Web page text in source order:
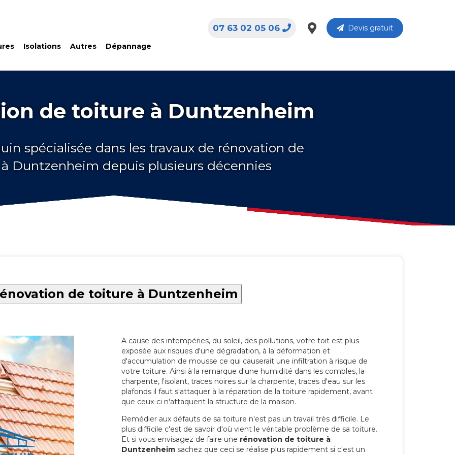
Isolations Autres Dépannage
Devis gratuit
07 63 02 05 06
de toiture à Duntzenheim
spécialisée dans les travaux de rénovation de
Duntzenheim depuis plusieurs décennies
de toiture à Duntzenheim
A cause des intempéries, du soleil, des pollutions, votre toit est plus
exposée aux risques d'une dégradation, à la déformation et
d'accumulation de mousse ce qui causerait une infiltration à risque de
votre toiture. Ainsi à la remarque d'une humidité dans les combles, la
charpente, l'isolant, traces noires sur la charpente, traces d'eau sur les
plafonds il faut s'attaquer à la réparation de la toiture rapidement, avant
que ceux-ci n'attaquent la structure de la maison.
Remédier aux défauts de sa toiture n'est pas un travail très difficile. Le
plus difficile c'est de savoir d'où vient le véritable problème de sa toiture.
Et si vous envisagez de faire une rénovation de toiture à
Duntzenheim sachez que ceci se réalise plus rapidement si c'est un